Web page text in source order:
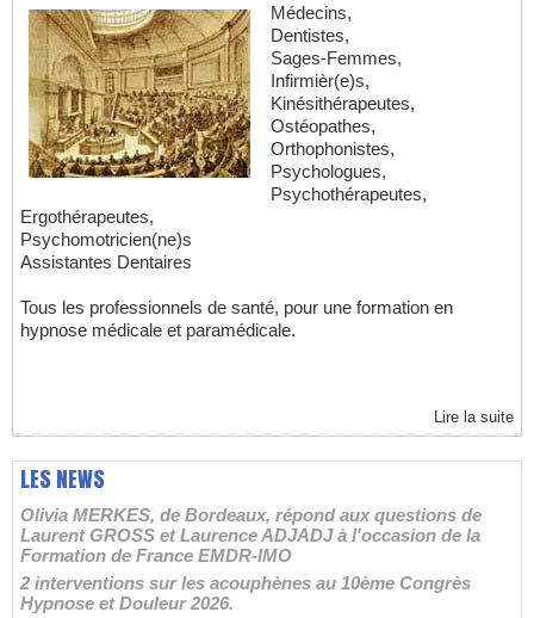
Médecins,
Dentistes,
Sages-Femmes,
Infirmièr(e)s,
Kinésithérapeutes,
Ostéopathes,
Orthophonistes,
Psychologues,
Psychothérapeutes,
Ergothérapeutes,
Psychomotricien(ne)s
Assistantes Dentaires
Tous les professionnels de santé, pour une formation en
hypnose médicale et paramédicale.
Lire la suite
LES NEWS
Olivia MERKES, de Bordeaux, répond aux questions de
Laurent GROSS et Laurence ADJADJ à l'occasion de la
Formation de France EMDR-IMO
2 interventions sur les acouphènes au 10ème Congrès
Hypnose et Douleur 2026.